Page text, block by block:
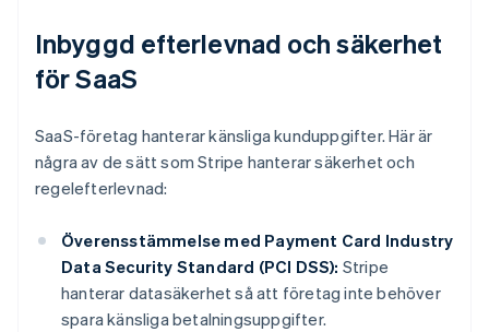
Inbyggd efterlevnad och säkerhet
för SaaS
SaaS-företag hanterar känsliga kunduppgifter. Här är
några av de sätt som Stripe hanterar säkerhet och
regelefterlevnad:
Överensstämmelse med Payment Card Industry
Data Security Standard (PCI DSS): Stripe
hanterar datasäkerhet så att företag inte behöver
spara känsliga betalningsuppgifter.